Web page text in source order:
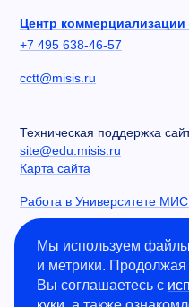
Центр коммерциализации
+7 495 638-46-57
cctt@misis.ru
Техническая поддержка
site@edu.misis.ru
Карта сайта
Работа в Университете
Информация о закупках
Противодействие коррупции
Мы используем
и метрики. Продолжая
Вы соглашаетесь с